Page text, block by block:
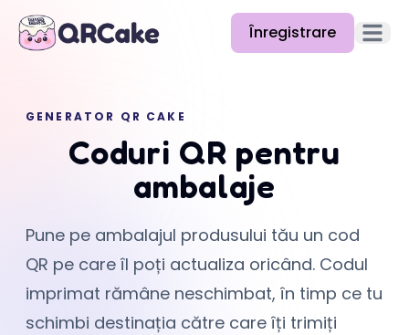
Înregistrare
Prețuri
Ajutor
API
GENERATOR QR CAKE
Coduri QR pentru
ambalaje
Pune pe ambalajul produsului tău un cod
QR pe care îl poți actualiza oricând. Codul
imprimat rămâne neschimbat, în timp ce tu
schimbi destinația către care îți trimiți